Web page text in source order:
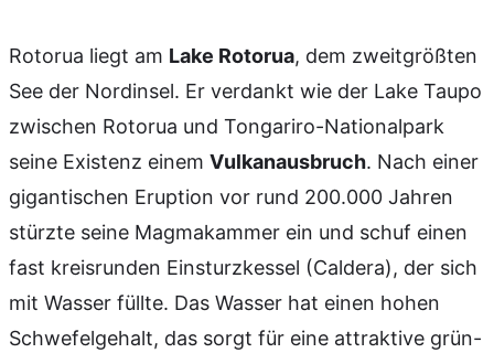
Rotorua liegt am Lake Rotorua, dem zweitgrößten
See der Nordinsel. Er verdankt wie der Lake Taupo
zwischen Rotorua und Tongariro-Nationalpark
seine Existenz einem Vulkanausbruch. Nach einer
gigantischen Eruption vor rund 200.000 Jahren
stürzte seine Magmakammer ein und schuf einen
fast kreisrunden Einsturzkessel (Caldera), der sich
mit Wasser füllte. Das Wasser hat einen hohen
Schwefelgehalt, das sorgt für eine attraktive grün-